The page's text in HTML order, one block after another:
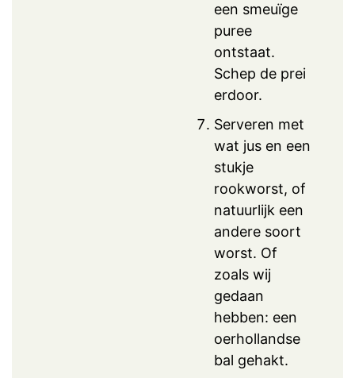
een smeuïge
puree
ontstaat.
Schep de prei
erdoor.
Serveren met
wat jus en een
stukje
rookworst, of
natuurlijk een
andere soort
worst. Of
zoals wij
gedaan
hebben: een
oerhollandse
bal gehakt.